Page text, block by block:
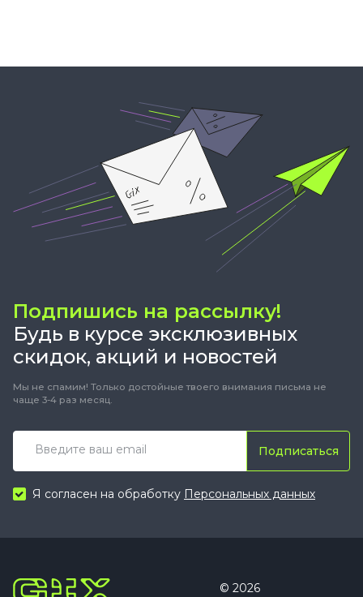
Подпишись на рассылку!
Будь в курсе эксклюзивных
скидок, акций и новостей
Мы не спамим! Только достойные твоего внимания письма не
чаще 3-4 раз месяц.
Подписаться
Я согласен на обработку Персональных данных
© 2026